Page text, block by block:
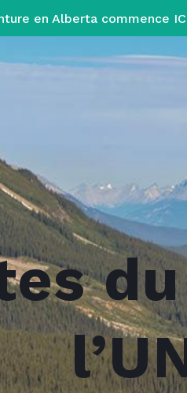
en Alberta commence